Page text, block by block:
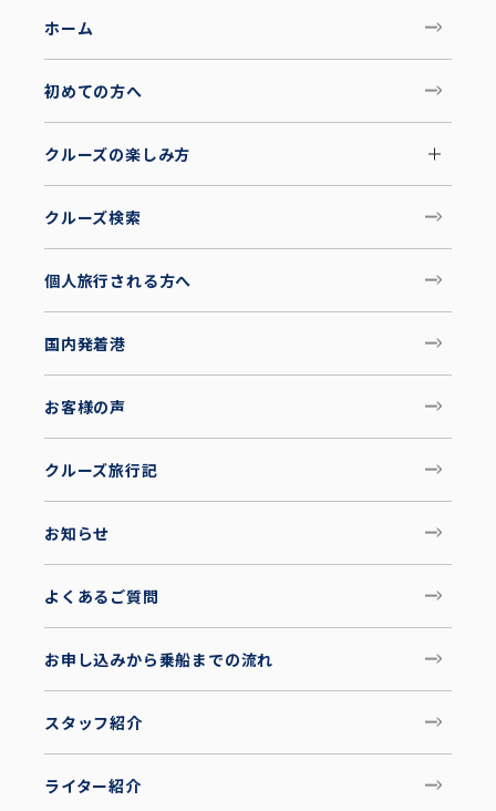
ホーム
初めての方へ
クルーズの楽しみ方
クルーズ検索
個人旅行される方へ
国内発着港
お客様の声
クルーズ旅行記
お知らせ
よくあるご質問
お申し込みから乗船までの流れ
スタッフ紹介
ライター紹介